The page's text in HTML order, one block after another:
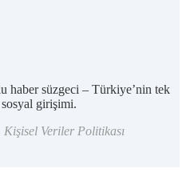
haber süzgeci – Türkiye’nin tek
girişimi.
Veriler Politikası